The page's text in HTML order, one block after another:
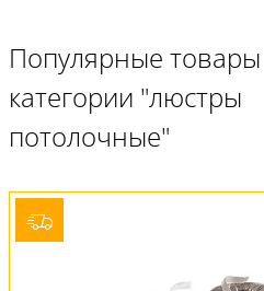
Популярные товары
категории "люстры
потолочные"